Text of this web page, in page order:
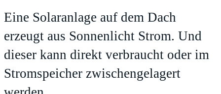
Eine Solaranlage auf dem Dach
erzeugt aus Sonnenlicht Strom. Und
dieser kann direkt verbraucht oder im
Stromspeicher zwischengelagert